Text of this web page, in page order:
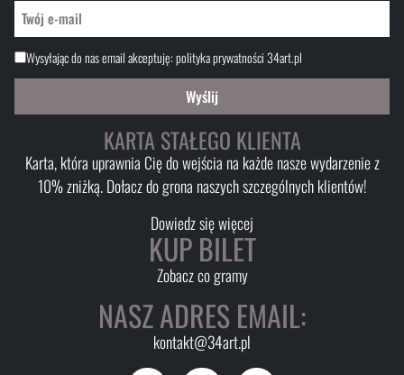
Wysyłając do nas email akceptuję:polityka prywatności 34art.pl
Wyślij
KARTA STAŁEGO KLIENTA
Karta, która uprawnia Cię do wejścia na każde nasze wydarzenie z
10% zniżką. Dołacz do grona naszych szczególnych klientów!
Dowiedz się więcej
KUP BILET
Zobacz co gramy
NASZ ADRES EMAIL:
kontakt@34art.pl